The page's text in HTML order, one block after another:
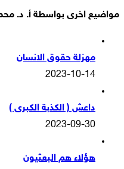
مواضيع اخرى بواسطة أ. د.
مهزلة حقوق الانسان
2023-10-14
داعش ( الكذبة الكبرى )
2023-09-30
هؤلاء هم البعثيون